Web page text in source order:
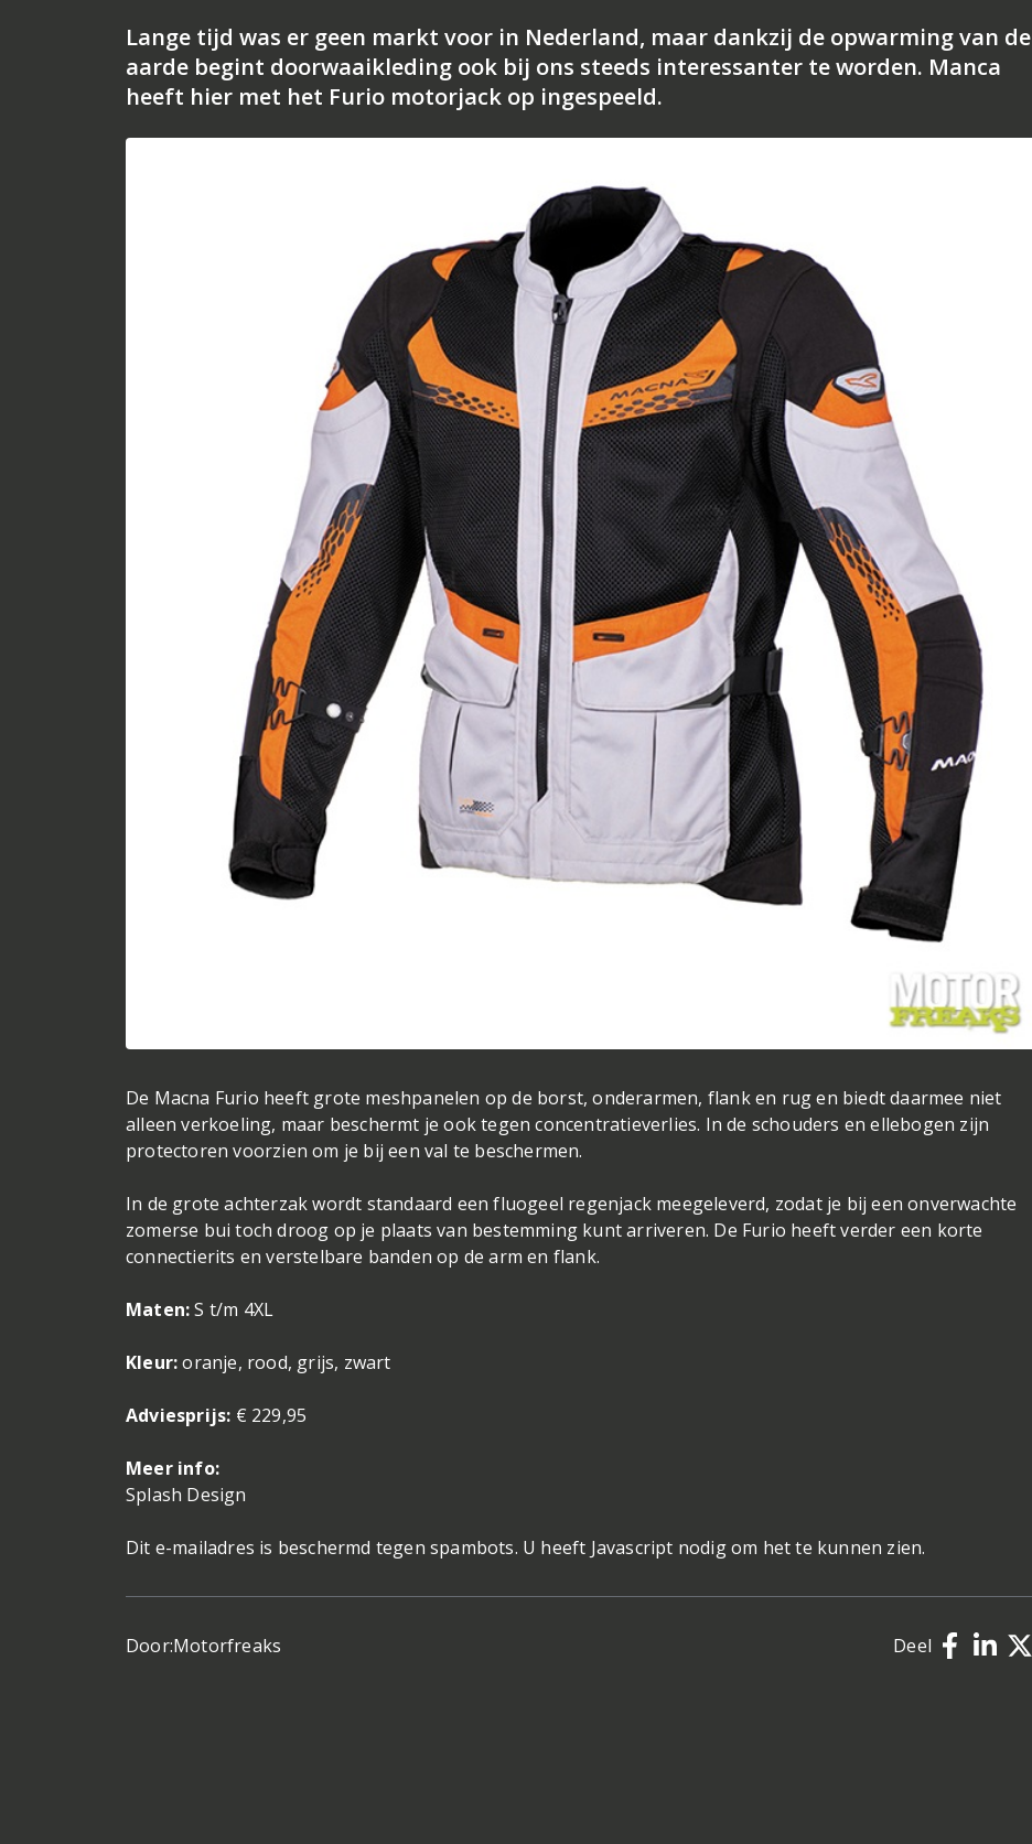
Lange tijd was er geen markt voor in Nederland, maar dankzij de opwarming van de
aarde begint doorwaaikleding ook bij ons steeds interessanter te worden. Manca
heeft hier met het Furio motorjack op ingespeeld.
De Macna Furio heeft grote meshpanelen op de borst, onderarmen, flank en rug en biedt daarmee niet
alleen verkoeling, maar beschermt je ook tegen concentratieverlies. In de schouders en ellebogen zijn
protectoren voorzien om je bij een val te beschermen.
In de grote achterzak wordt standaard een fluogeel regenjack meegeleverd, zodat je bij een onverwachte
zomerse bui toch droog op je plaats van bestemming kunt arriveren. De Furio heeft verder een korte
connectierits en verstelbare banden op de arm en flank.
Maten:S t/m 4XL
Kleur:oranje, rood, grijs, zwart
Adviesprijs: € 229,95
Meer info:
Splash Design
Dit e-mailadres is beschermd tegen spambots. U heeft Javascript nodig om het te kunnen zien.
Door:Motorfreaks Deel